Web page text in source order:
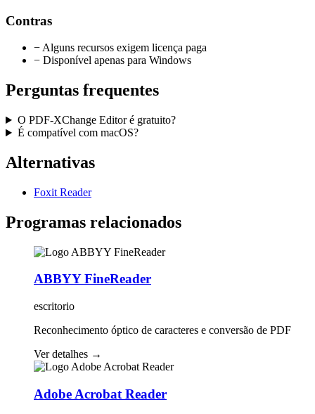
Contras
− Alguns recursos exigem licença paga
− Disponível apenas para Windows
Perguntas frequentes
O PDF-XChange Editor é gratuito?
É compatível com macOS?
Alternativas
Foxit Reader
Programas relacionados
ABBYY FineReader
escritorio
Reconhecimento óptico de caracteres e conversão de PDF
Ver detalhes →
Adobe Acrobat Reader